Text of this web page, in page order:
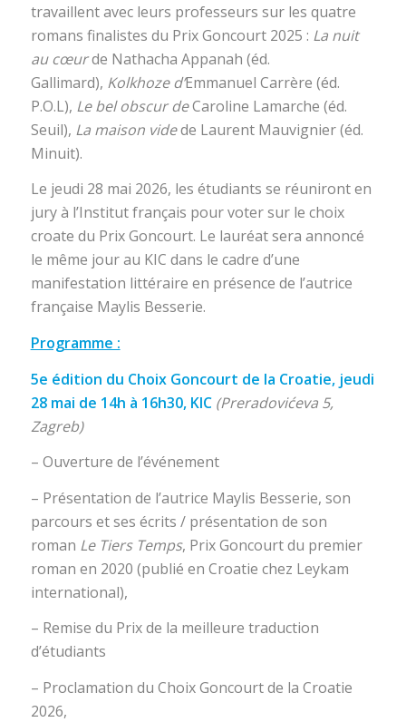
travaillent avec leurs professeurs sur les quatre
romans finalistes du Prix Goncourt 2025 : La nuit
au cœurde Nathacha Appanah (éd.
Gallimard), Kolkhoze d’Emmanuel Carrère (éd.
P.O.L), Le bel obscur deCaroline Lamarche (éd.
Seuil), La maison videde Laurent Mauvignier (éd.
Minuit).
Le jeudi 28 mai 2026, les étudiants se réuniront en
jury à l’Institut français pour voter sur le choix
croate du Prix Goncourt. Le lauréat sera annoncé
le même jour au KIC dans le cadre d’une
manifestation littéraire en présence de l’autrice
française Maylis Besserie.
Programme :
5e édition du Choix Goncourt de la Croatie, jeudi
28 mai de 14h à 16h30, KIC (Preradovićeva 5,
Zagreb)
– Ouverture de l’événement
– Présentation de l’autrice Maylis Besserie, son
parcours et ses écrits / présentation de son
roman Le Tiers Temps, Prix Goncourt du premier
roman en 2020 (publié en Croatie chez Leykam
international),
– Remise du Prix de la meilleure traduction
d’étudiants
– Proclamation du Choix Goncourt de la Croatie
2026,